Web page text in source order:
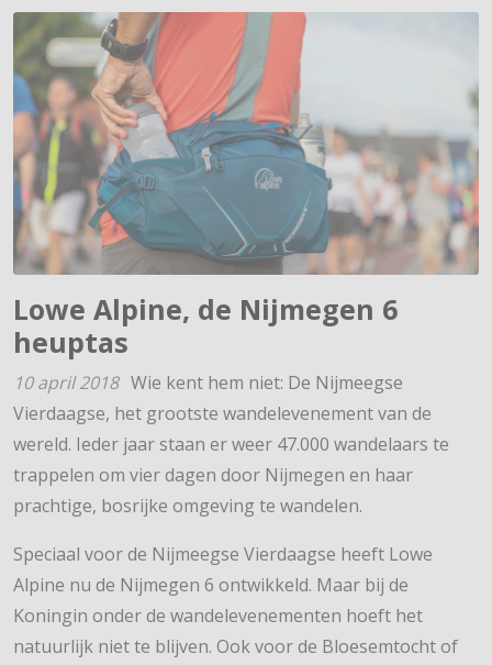
Lowe Alpine, de Nijmegen 6
heuptas
10 april 2018 Wie kent hem niet: De Nijmeegse
Vierdaagse, het grootste wandelevenement van de
wereld. Ieder jaar staan er weer 47.000 wandelaars te
trappelen om vier dagen door Nijmegen en haar
prachtige, bosrijke omgeving te wandelen.
Speciaal voor de Nijmeegse Vierdaagse heeft Lowe
Alpine nu de Nijmegen 6 ontwikkeld. Maar bij de
Koningin onder de wandelevenementen hoeft het
natuurlijk niet te blijven. Ook voor de Bloesemtocht of